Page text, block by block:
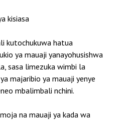
kisiasa
kutochukuwa hatua
ya mauaji yanayohusishwa
sasa limezuka wimbi la
majaribio ya mauaji yenye
mbalimbali nchini.
na mauaji ya kada wa